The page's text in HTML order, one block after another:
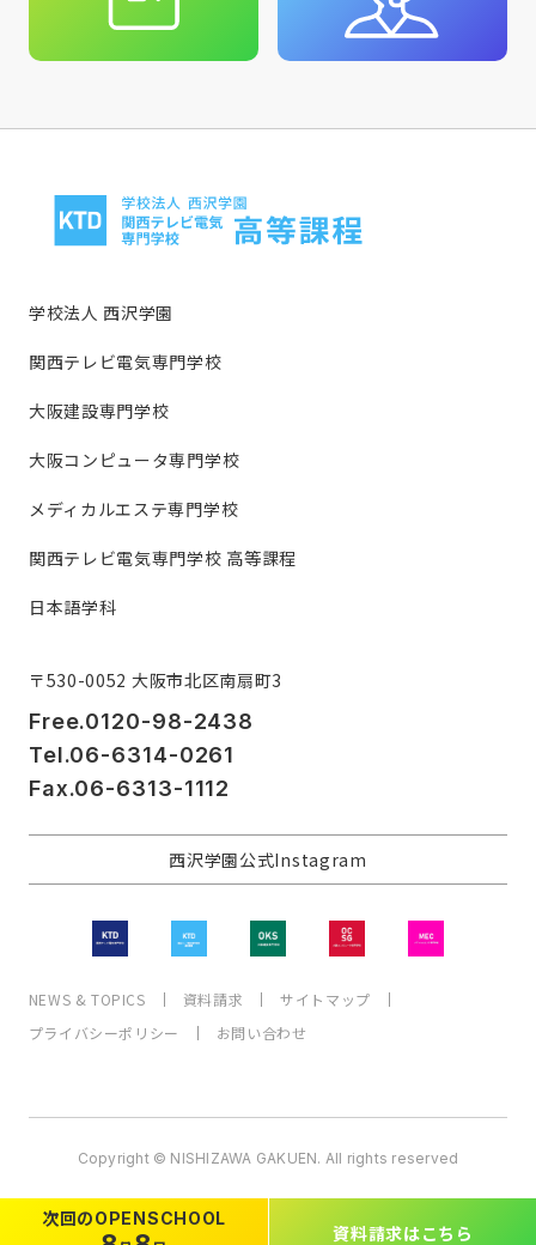
学校法人 西沢学園
関西テレビ電気専門学校
大阪建設専門学校
大阪コンピュータ専門学校
メディカルエステ専門学校
関西テレビ電気専門学校 高等課程
日本語学科
〒530-0052 大阪市北区南扇町3
Free.0120-98-2438
Tel.06-6314-0261
Fax.06-6313-1112
西沢学園公式Instagram
NEWS & TOPICS 資料請求
サイトマップ
プライバシーポリシー
お問い合わせ
Copyright © NISHIZAWA GAKUEN. All rights reserved
次回のOPENSCHOOL
資料請求はこちら